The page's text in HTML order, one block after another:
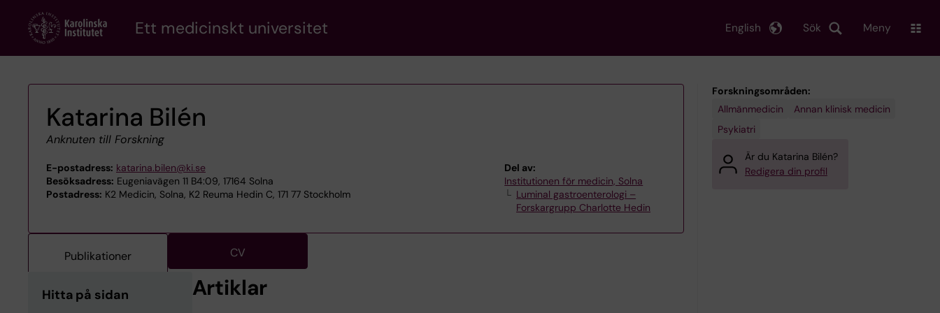
content
Ett medicinskt universitet Sök
English Meny
Katarina Bilén
Anknuten till Forskning
E-postadress: katarina.bilen@ki.se
Besöksadress: Eugeniavägen 11 B4:09, 17164 Solna
Postadress: K2 Medicin, Solna, K2 Reuma Hedin C, 171 77 Stockholm
Del av:
Institutionen för medicin, Solna
Luminal gastroenterologi –
Forskargrupp Charlotte Hedin
Publikationer CV
Hitta på sidan Artiklar
Forskningsområden:
Allmänmedicin
Annan klinisk medicin
Psykiatri
Är du Katarina Bilén?
Redigera din profil